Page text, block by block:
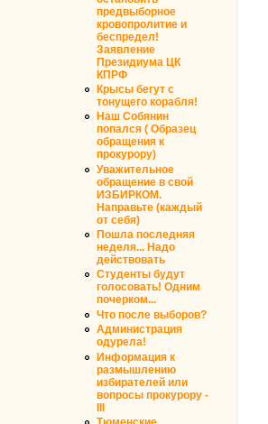
предвыборное
кровопролитие и
беспредел!
Заявление
Президиума ЦК
КПРФ
Крысы бегут с
тонущего корабля!
Наш Собянин
попался ( Образец
обращения к
прокурору)
Уважительное
обращение в свой
ИЗБИРКОМ.
Направьте (каждый
от себя)
Пошла последняя
неделя... Надо
действовать
Студенты будут
голосовать! Одним
почерком...
Что после выборов?
Администрация
одурела!
Информация к
размышлению
избирателей или
вопросы прокурору -
III